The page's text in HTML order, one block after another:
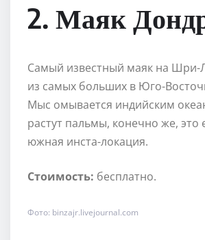
2. Маяк
Самый известный маяк на Шри-
из самых больших в Юго-
Мыс омывается индийским
растут пальмы, конечно же, это
южная инста-локация.
Стоимость: бесплатно.
Фото: binzajr.livejournal.com